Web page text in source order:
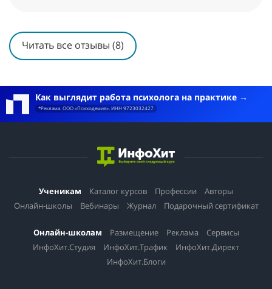
Читать все отзывы (8)
Как выглядит работа психолога на практике
*Реклама. ООО «Психодемия». ИНН 9723032427
Ученикам Каталог курсов Профессии
Авторы
Онлайн-школы
Вебинары Журнал Подарочный сертификат
Онлайн-школам Размещение Реклама
Сервисы
ИнфоХит.Студия
ИнфоХит.Трафик
ИнфоХит.Директ
ИнфоХит.Блоги